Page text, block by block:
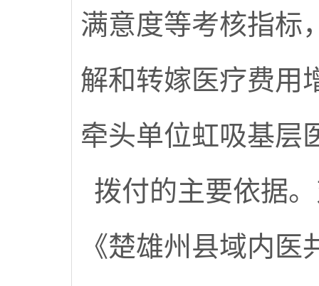
满意度等考核指标
解和转嫁医疗费用
牵头单位虹吸基层
拨付的主要依据
《楚雄州县域内